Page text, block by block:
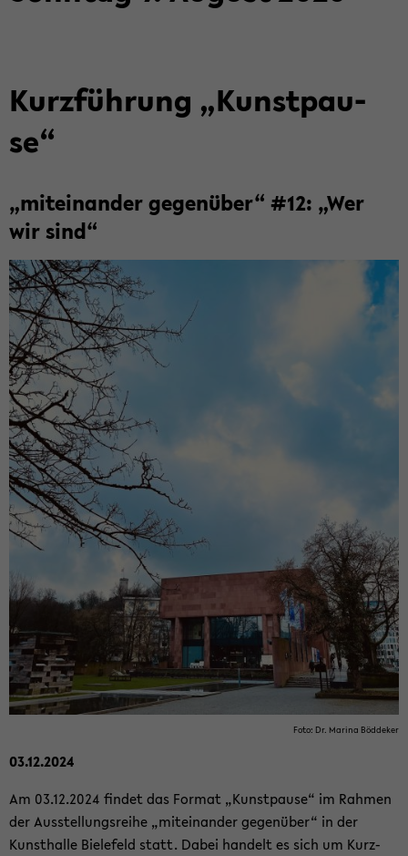
Kurz­füh­rung „Kunst­pau­
se“
„mit­ein­an­der ge­gen­über“ #12: „Wer
wir sind“
Foto: Dr. Ma­ri­na Böd­de­ker
03.12.2024
Am 03.12.2024 fin­det das For­mat „Kunst­pau­se“ im Rah­men
der Aus­stel­lungs­rei­he „mit­ein­an­der ge­gen­über“ in der
Kunst­hal­le Bie­le­feld statt. Dabei han­delt es sich um Kurz­